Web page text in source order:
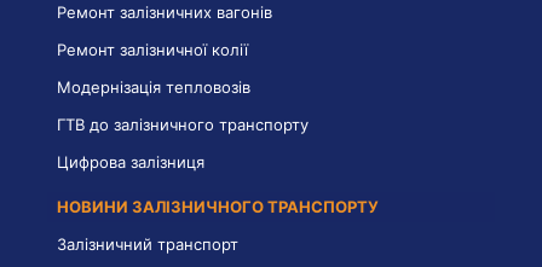
Ремонт залізничних вагонів
Ремонт залізничної колії
Модернізація тепловозів
ГТВ до залізничного транспорту
Цифрова залізниця
НОВИНИ ЗАЛІЗНИЧНОГО ТРАНСПОРТУ
Залізничний транспорт